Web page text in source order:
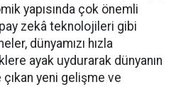
yapısında çok önemli
zekâ teknolojileri gibi
dünyamızı hızla
ayak uydurarak dünyanın
yeni gelişme ve